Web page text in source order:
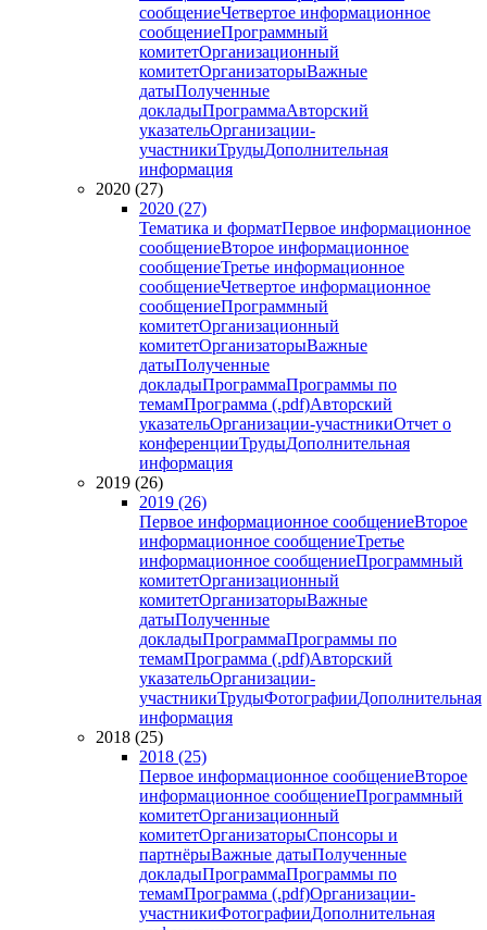
сообщениеЧетвертое информационное
сообщениеПрограммный
комитетОрганизационный
комитетОрганизаторыВажные
датыПолученные
докладыПрограммаАвторский
указательОрганизации-
участникиТрудыДополнительная
информация
2020 (27)
2020 (27)
Тематика и форматПервое информационное
сообщениеВторое информационное
сообщениеТретье информационное
сообщениеЧетвертое информационное
сообщениеПрограммный
комитетОрганизационный
комитетОрганизаторыВажные
датыПолученные
докладыПрограммаПрограммы по
темамПрограмма (.pdf)Авторский
указательОрганизации-участникиОтчет о
конференцииТрудыДополнительная
информация
2019 (26)
2019 (26)
Первое информационное сообщениеВторое
информационное сообщениеТретье
информационное сообщениеПрограммный
комитетОрганизационный
комитетОрганизаторыВажные
датыПолученные
докладыПрограммаПрограммы по
темамПрограмма (.pdf)Авторский
указательОрганизации-
участникиТрудыФотографииДополнительная
информация
2018 (25)
2018 (25)
Первое информационное сообщениеВторое
информационное сообщениеПрограммный
комитетОрганизационный
комитетОрганизаторыСпонсоры и
партнёрыВажные датыПолученные
докладыПрограммаПрограммы по
темамПрограмма (.pdf)Организации-
участникиФотографииДополнительная